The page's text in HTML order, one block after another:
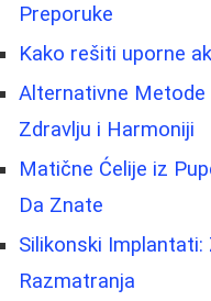
Preporuke
Kako rešiti uporne
Alternativne Metode
Zdravlju i Harmoniji
Matične Ćelije iz
Da Znate
Silikonski
Razmatranja